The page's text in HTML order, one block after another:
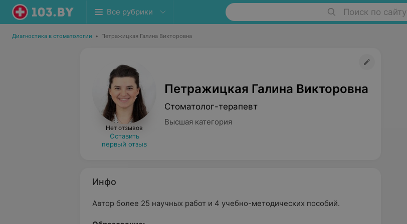
Все рубрики Поиск по сайту
Диагностика в стоматологии • Петражицкая Галина Викторовна
Нет отзывов
Оставить
первый отзыв
Петражицкая Галина Викторовна
Стоматолог-терапевт
Высшая категория
Инфо
Автор более 25 научных работ и 4 учебно-методических пособий.